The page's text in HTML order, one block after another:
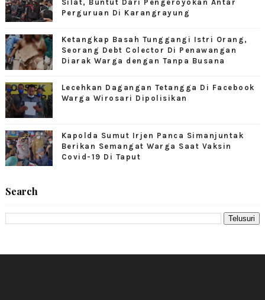
Silat, Buntut Dari Pengeroyokan Antar
Perguruan Di Karangrayung
Ketangkap Basah Tunggangi Istri Orang,
Seorang Debt Colector Di Penawangan
Diarak Warga dengan Tanpa Busana
Lecehkan Dagangan Tetangga Di Facebook
Warga Wirosari Dipolisikan
Kapolda Sumut Irjen Panca Simanjuntak
Berikan Semangat Warga Saat Vaksin
Covid-19 Di Taput
Search